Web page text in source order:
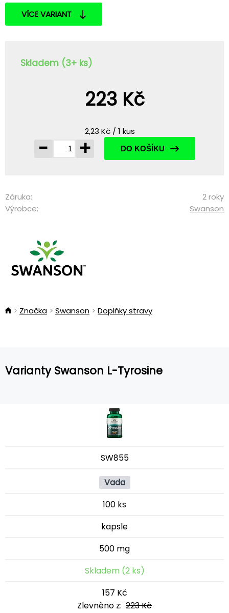
VÍCE VARIANT
Skladem (3+ ks)
223 Kč
2,23 Kč / 1 kus
- + DO KOŠÍKU
Záruka:
2 roky
Výrobce:
Swanson
Značka Swanson Doplňky stravy
Varianty Swanson L-Tyrosine
SW855
Vada
100 ks
kapsle
500 mg
Skladem (2 ks)
157 Kč
Zlevněno z: 223 Kč